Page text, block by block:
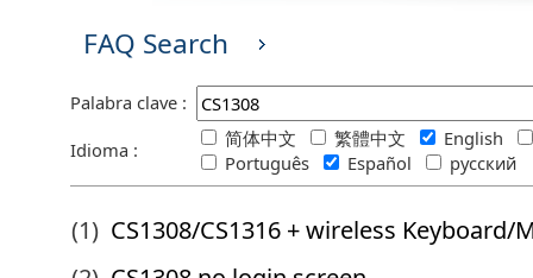
FAQ Search
Palabra clave :
Idioma :
简体中文 繁體中文
English
Português
Español русский